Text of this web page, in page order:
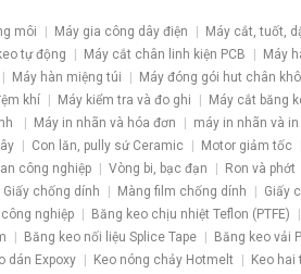
môi Máy gia công dây điện Máy cắt, tuốt,
tự động Máy cắt chân linh kiện PCB Máy
Máy hàn miệng túi Máy đóng gói hut chân
khí Máy kiểm tra và đo ghi Máy cắt băng
Máy in nhãn và hóa đơn máy in nhãn và
Con lăn, pully sứ Ceramic Motor giảm tốc
công nghiệp Vòng bi, bạc đạn Ron và phớt
Giấy chống dính Màng film chống dính Giấy
nghiệp Băng keo chịu nhiệt Teflon (PTFE)
Băng keo nối liệu Splice Tape Băng keo vải
dán Expoxy Keo nóng chảy Hotmelt Keo hai